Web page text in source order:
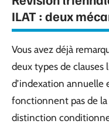
ILAT : deux
Vous avez déjà
deux types de clauses
d’indexation annuelle
fonctionnent pas de
distinction